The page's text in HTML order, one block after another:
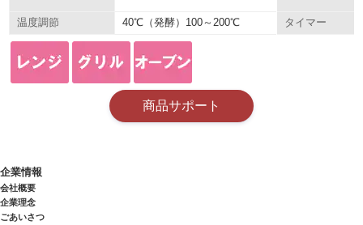
温度調節 40℃（発酵）100～200℃ タイマー
商品サポート
企業情報
会社概要
企業理念
ごあいさつ